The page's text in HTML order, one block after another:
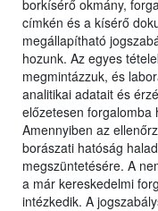
borkísérő okmány,
címkén és a kísérő
megállapítható
hozunk. Az egyes
megmintázzuk, és
analitikai adatait és
előzetesen forgalomba
Amennyiben az
borászati hatóság
megszüntetésére. A
a már kereskedelmi
intézkedik. A